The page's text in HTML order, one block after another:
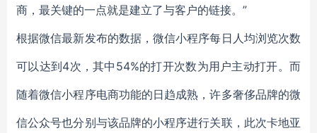
商，最关键的一点就是建立了与客户的链接。”
根据微信最新发布的数据，微信小程序每日人均浏览次数
可以达到4次，其中54%的打开次数为用户主动打开。而
随着微信小程序电商功能的日趋成熟，许多奢侈品牌的微
信公众号也分别与该品牌的小程序进行关联，此次卡地亚